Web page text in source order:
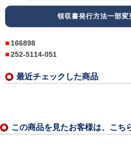
領収書発行方法一部変
166898
252-5114-051
最近チェックした商品
この商品を見たお客様は、こち